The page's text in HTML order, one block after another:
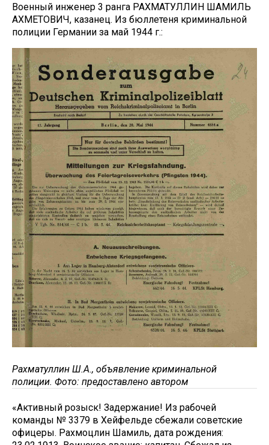
Военный инженер 3 ранга РАХМАТУЛЛИН ШАМИЛЬ
АХМЕТОВИЧ, казанец. Из бюллетеня криминальной
полиции Германии за май 1944 г.:
Рахматуллин Ш.А., объявление криминальной
полиции. Фото: предоставлено автором
«Активный розыск! Задержание! Из рабочей
команды № 3379 в Хейфельде сбежали советские
офицеры. Рахмоцлин Шамиль, дата рождения: